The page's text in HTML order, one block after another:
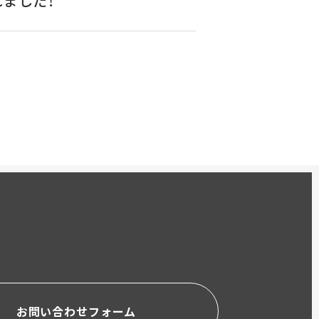
お問い合わせフォーム